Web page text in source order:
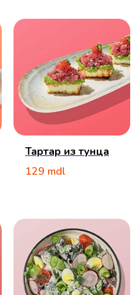
Тартар из тунца
129 mdl